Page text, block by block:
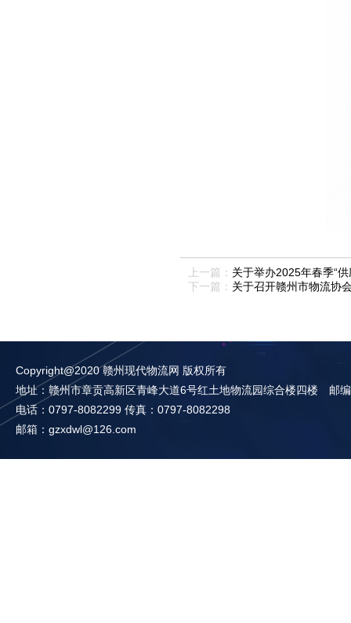
上一篇： 关于举办2025年春季“
下一篇： 关于召开赣州市物流协
Copyright@2020 赣州现代物流网 版权所有
地址：赣州市章贡高新区青峰大道6号红土地物流园综合楼四楼 邮
电话：0797-8082299 传真：0797-8082298
邮箱：gzxdwl@126.com